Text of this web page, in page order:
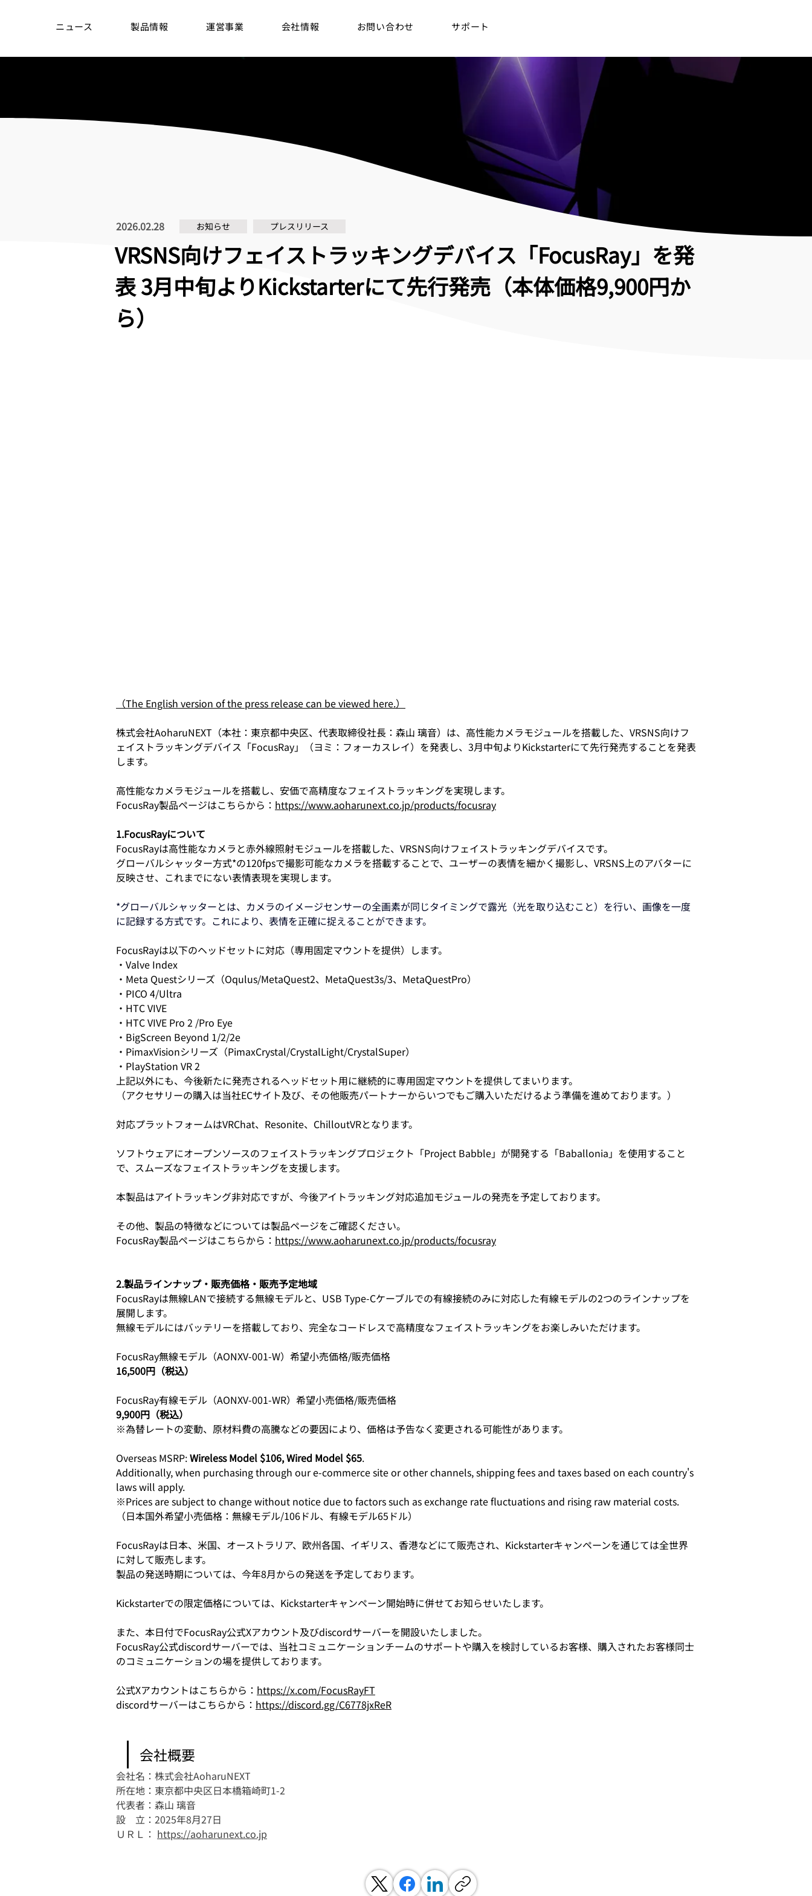
ニュース 製品情報 運営事業 会社情報 お問い合わせ サポート
2026.02.28 お知らせ プレスリリース
VRSNS向けフェイストラッキングデバイス「FocusRay」を発
表 3月中旬よりKickstarterにて先行発売（本体価格9,900円か
ら）
（The English version of the press release can be viewed here.）
株式会社AoharuNEXT（本社：東京都中央区、代表取締役社長：森山 璃音）は、高性能カメラモジュールを搭載した、VRSNS向けフ
ェイストラッキングデバイス「FocusRay」（ヨミ：フォーカスレイ）を発表し、3月中旬よりKickstarterにて先行発売することを発表
します。
高性能なカメラモジュールを搭載し、安価で高精度なフェイストラッキングを実現します。
FocusRay製品ページはこちらから： https://www.aoharunext.co.jp/products/focusray
1.FocusRayについて
FocusRayは高性能なカメラと赤外線照射モジュールを搭載した、VRSNS向けフェイストラッキングデバイスです。
グローバルシャッター方式*の120fpsで撮影可能なカメラを搭載することで、ユーザーの表情を細かく撮影し、VRSNS上のアバターに
反映させ、これまでにない表情表現を実現します。
*グローバルシャッターとは、カメラのイメージセンサーの全画素が同じタイミングで露光（光を取り込むこと）を行い、画像を一度
に記録する方式です。これにより、表情を正確に捉えることができます。
FocusRayは以下のヘッドセットに対応（専用固定マウントを提供）します。
・Valve Index
・Meta Questシリーズ（Oqulus/MetaQuest2、MetaQuest3s/3、MetaQuestPro）
・PICO 4/Ultra
・HTC VIVE
・HTC VIVE Pro 2 /Pro Eye
・BigScreen Beyond 1/2/2e
・PimaxVisionシリーズ（PimaxCrystal/CrystalLight/CrystalSuper）
・PlayStation VR 2
上記以外にも、今後新たに発売されるヘッドセット用に継続的に専用固定マウントを提供してまいります。
（アクセサリーの購入は当社ECサイト及び、その他販売パートナーからいつでもご購入いただけるよう準備を進めております。）
対応プラットフォームはVRChat、Resonite、ChilloutVRとなります。
ソフトウェアにオープンソースのフェイストラッキングプロジェクト「Project Babble」が開発する「Baballonia」を使用すること
で、スムーズなフェイストラッキングを支援します。
本製品はアイトラッキング非対応ですが、今後アイトラッキング対応追加モジュールの発売を予定しております。
その他、製品の特徴などについては製品ページをご確認ください。
FocusRay製品ページはこちらから： https://www.aoharunext.co.jp/products/focusray
2.製品ラインナップ・販売価格・販売予定地域
FocusRayは無線LANで接続する無線モデルと、USB Type-Cケーブルでの有線接続のみに対応した有線モデルの2つのラインナップを
展開します。
無線モデルにはバッテリーを搭載しており、完全なコードレスで高精度なフェイストラッキングをお楽しみいただけます。
FocusRay無線モデル（AONXV-001-W）希望小売価格/販売価格
16,500円（税込）
FocusRay有線モデル（AONXV-001-WR）希望小売価格/販売価格
9,900円（税込）
※為替レートの変動、原材料費の高騰などの要因により、価格は予告なく変更される可能性があります。
Overseas MSRP: Wireless Model $106, Wired Model $65.
Additionally, when purchasing through our e-commerce site or other channels, shipping fees and taxes based on each country's
laws will apply.
※Prices are subject to change without notice due to factors such as exchange rate fluctuations and rising raw material costs.
（日本国外希望小売価格：無線モデル/106ドル、有線モデル65ドル）
FocusRayは日本、米国、オーストラリア、欧州各国、イギリス、香港などにて販売され、Kickstarterキャンペーンを通じては全世界
に対して販売します。
製品の発送時期については、今年8月からの発送を予定しております。
Kickstarterでの限定価格については、Kickstarterキャンペーン開始時に併せてお知らせいたします。
また、本日付でFocusRay公式Xアカウント及びdiscordサーバーを開設いたしました。
FocusRay公式discordサーバーでは、当社コミュニケーションチームのサポートや購入を検討しているお客様、購入されたお客様同士
のコミュニケーションの場を提供しております。
公式Xアカウントはこちらから： https://x.com/FocusRayFT
discordサーバーはこちらから： https://discord.gg/C6778jxReR
会社概要
会社名：株式会社AoharuNEXT
所在地：東京都中央区日本橋箱崎町1-2
代表者：森山 璃音
設　立：2025年8月27日
ＵＲＬ： https://aoharunext.co.jp